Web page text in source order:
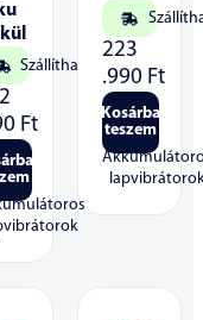
Szállítható
Ft
223
.990 Ft
Kosárba
teszem